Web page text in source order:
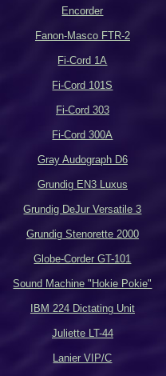
Encorder
Fanon-Masco FTR-2
Fi-Cord 1A
Fi-Cord 101S
Fi-Cord 303
Fi-Cord 300A
Gray Audograph D6
Grundig EN3 Luxus
Grundig DeJur Versatile 3
Grundig Stenorette 2000
Globe-Corder GT-101
Sound Machine "Hokie Pokie"
IBM 224 Dictating Unit
Juliette LT-44
Lanier VIP/C